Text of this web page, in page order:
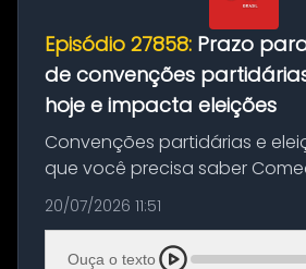
Episódio 27858: Prazo
de convenções
hoje e impacta eleições
Convenções partidárias e
que você precisa saber
segunda-feira e vai até 5 de
para que partidos políticos e
partidárias realizem suas
20/07/2026 11:51
Ouça o texto